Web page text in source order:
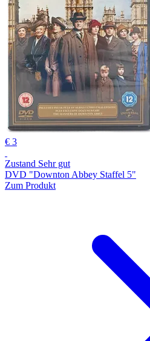
€ 3
Zustand Sehr gut
DVD "Downton Abbey Staffel 5"
Zum Produkt